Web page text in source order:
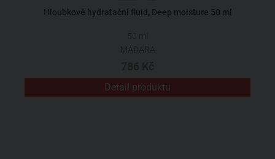
Hloubkově hydratační fluid, Deep moisture 50 ml
Detail produktu